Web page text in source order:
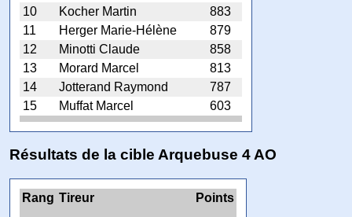
10
Kocher Martin
883
11
Herger Marie-Hélène
879
12
Minotti Claude
858
13
Morard Marcel
813
14
Jotterand Raymond
787
15
Muffat Marcel 603
Résultats de la cible Arquebuse 4 AO
Rang Tireur Points